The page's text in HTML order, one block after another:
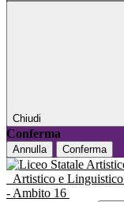
Chiudi
Conferma
Annulla Conferma
Artistico e Linguistico
- Ambito 16